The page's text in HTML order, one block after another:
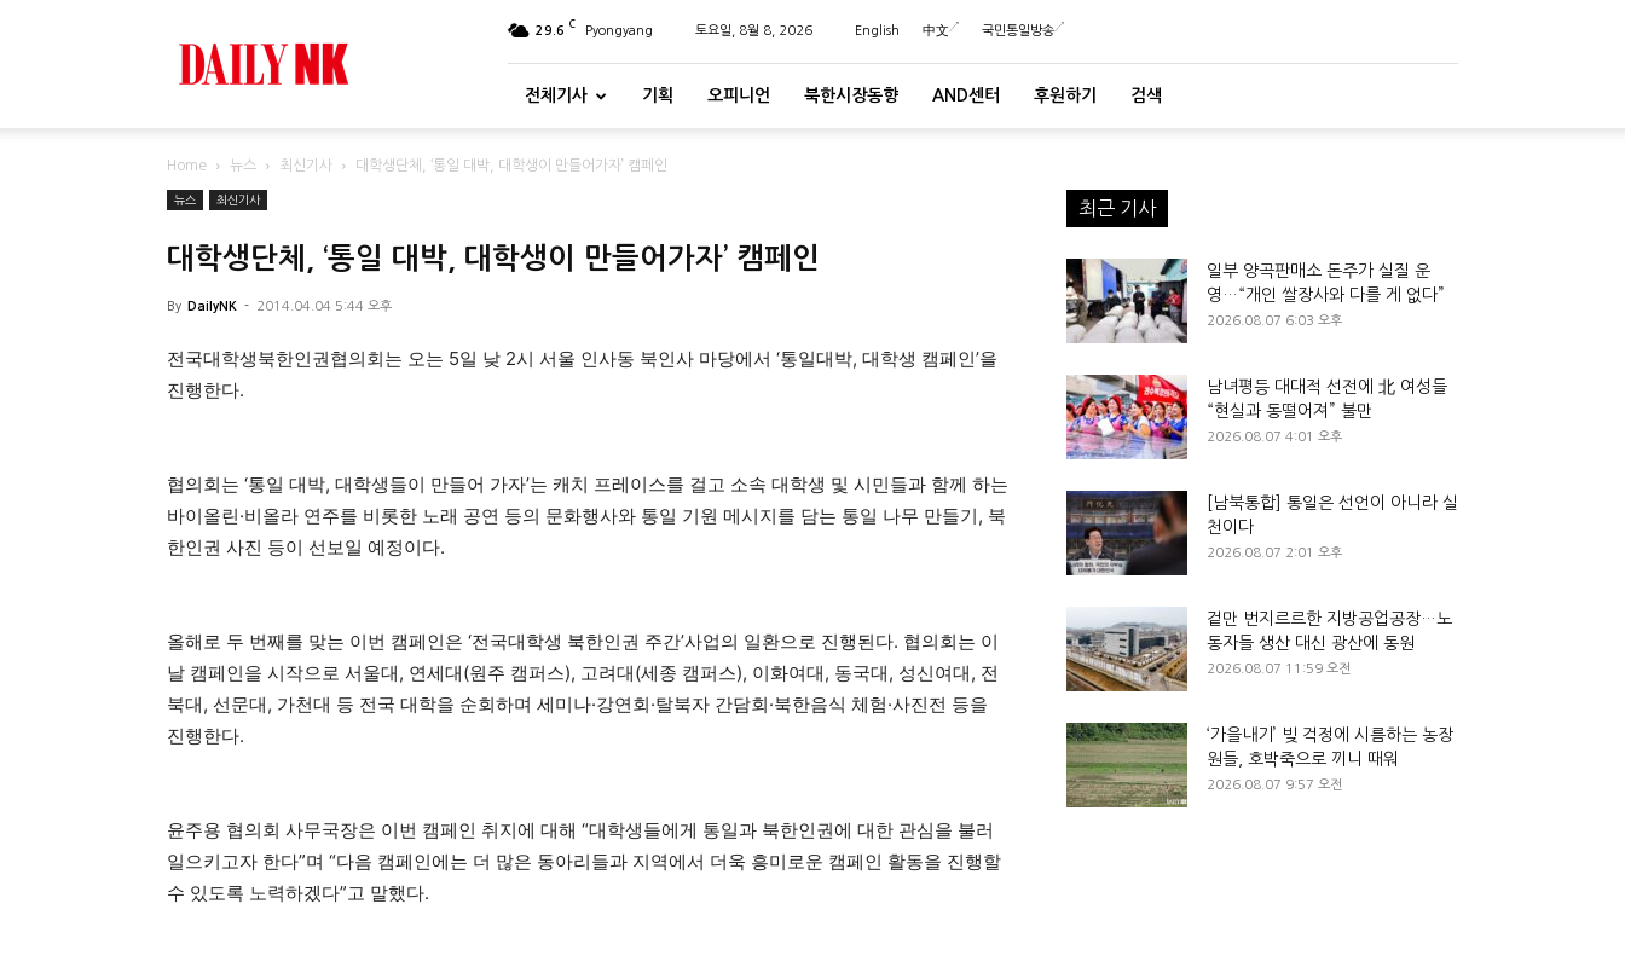
29.6 C Pyongyang 토요일, 8월 8, 2026 English 中文 국민통일방송
전체기사 기획 오피니언 북한시장동향 AND센터 후원하기 검색
Home 뉴스 최신기사 대학생단체, ‘통일 대박, 대학생이 만들어가자’ 캠페인
뉴스 최신기사
대학생단체, ‘통일 대박, 대학생이 만들어가자’ 캠페인
By DailyNK - 2014.04.04 5:44 오후
전국대학생북한인권협의회는 오는 5일 낮 2시 서울 인사동 북인사 마당에서 ‘통일대박, 대학생 캠페인’을
진행한다.
협의회는 ‘통일 대박, 대학생들이 만들어 가자’는 캐치 프레이스를 걸고 소속 대학생 및 시민들과 함께 하는
바이올린·비올라 연주를 비롯한 노래 공연 등의 문화행사와 통일 기원 메시지를 담는 통일 나무 만들기, 북
한인권 사진 등이 선보일 예정이다.
올해로 두 번째를 맞는 이번 캠페인은 ‘전국대학생 북한인권 주간’사업의 일환으로 진행된다. 협의회는 이
날 캠페인을 시작으로 서울대, 연세대(원주 캠퍼스), 고려대(세종 캠퍼스), 이화여대, 동국대, 성신여대, 전
북대, 선문대, 가천대 등 전국 대학을 순회하며 세미나·강연회·탈북자 간담회·북한음식 체험·사진전 등을
진행한다.
윤주용 협의회 사무국장은 이번 캠페인 취지에 대해 “대학생들에게 통일과 북한인권에 대한 관심을 불러
일으키고자 한다”며 “다음 캠페인에는 더 많은 동아리들과 지역에서 더욱 흥미로운 캠페인 활동을 진행할
수 있도록 노력하겠다”고 말했다.
최근 기사
일부 양곡판매소 돈주가 실질 운
영…“개인 쌀장사와 다를 게 없다”
2026.08.07 6:03 오후
남녀평등 대대적 선전에 北 여성들
“현실과 동떨어져” 불만
2026.08.07 4:01 오후
[남북통합] 통일은 선언이 아니라 실
천이다
2026.08.07 2:01 오후
겉만 번지르르한 지방공업공장…노
동자들 생산 대신 광산에 동원
2026.08.07 11:59 오전
‘가을내기’ 빚 걱정에 시름하는 농장
원들, 호박죽으로 끼니 때워
2026.08.07 9:57 오전